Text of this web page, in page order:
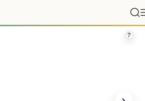
et 2sdb dans camping 4 étoiles
?